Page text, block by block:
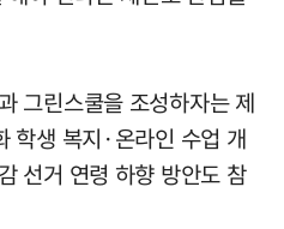
그린스쿨을 조성하자는 제
학생 복지·온라인 수업 개
선거 연령 하향 방안도 참